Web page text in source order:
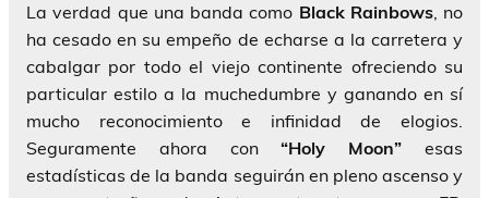
La verdad que una banda como Black Rainbows, no
ha cesado en su empeño de echarse a la carretera y
cabalgar por todo el viejo continente ofreciendo su
particular estilo a la muchedumbre y ganando en sí
mucho reconocimiento e infinidad de elogios.
Seguramente ahora con“Holy Moon” esas
estadísticas de la banda seguirán en pleno ascenso y